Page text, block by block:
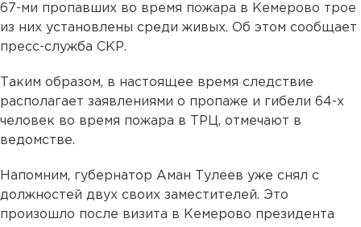
67-ми пропавших во время пожара в Кемерово трое
из них установлены среди живых. Об этом сообщает
пресс-служба СКР.
Таким образом, в настоящее время следствие
располагает заявлениями о пропаже и гибели 64-х
человек во время пожара в ТРЦ, отмечают в
ведомстве.
Напомним, губернатор Аман Тулеев уже снял с
должностей двух своих заместителей. Это
произошло после визита в Кемерово президента